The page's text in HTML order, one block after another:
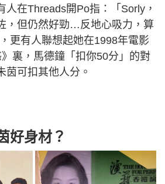
人在Threads開Po指：「Sorly，
，但仍然好勁…反地心吸力，算
更有人聯想起她在1998年電影
》裏，馬德鐘「扣你50分」的對
茵可扣其他人分。
好身材？